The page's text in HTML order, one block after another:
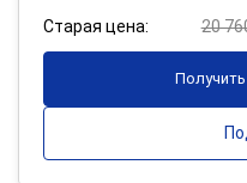
Старая цена:
20